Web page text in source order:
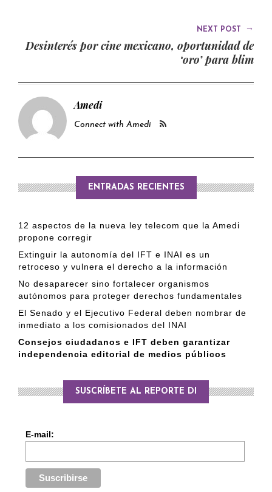
NEXT POST →
Desinterés por cine mexicano, oportunidad de
‘oro’ para blim
Amedi
Connect with Amedi
ENTRADAS RECIENTES
12 aspectos de la nueva ley telecom que la Amedi
propone corregir
Extinguir la autonomía del IFT e INAI es un
retroceso y vulnera el derecho a la información
No desaparecer sino fortalecer organismos
autónomos para proteger derechos fundamentales
El Senado y el Ejecutivo Federal deben nombrar de
inmediato a los comisionados del INAI
Consejos ciudadanos e IFT deben garantizar
independencia editorial de medios públicos
SUSCRÍBETE AL REPORTE DI
E-mail: